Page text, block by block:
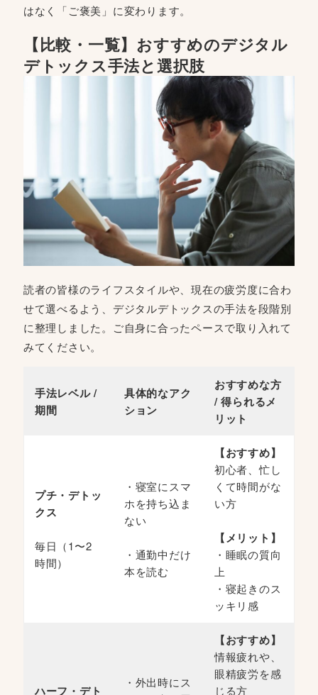
はなく「ご褒美」に変わります。
【比較・一覧】おすすめのデジタル
デトックス手法と選択肢
読者の皆様のライフスタイルや、現在の疲労度に合わ
せて選べるよう、デジタルデトックスの手法を段階別
に整理しました。ご自身に合ったペースで取り入れて
みてください。
手法レベル /
期間
具体的なアク
ション
おすすめな方
/ 得られるメ
リット
プチ・デトッ
クス
毎日（1〜2
時間）
・寝室にスマ
ホを持ち込ま
ない
・通勤中だけ
本を読む
【おすすめ】
初心者、忙し
くて時間がな
い方
【メリット】
・睡眠の質向
上
・寝起きのス
ッキリ感
ハーフ・デト
・外出時にス
【おすすめ】
情報疲れや、
眼精疲労を感
じる方